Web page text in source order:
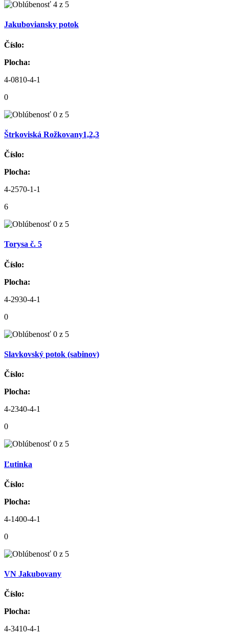
Jakuboviansky potok
Číslo:
Plocha:
4-0810-4-1
0
Štrkoviská Rožkovany1,2,3
Číslo:
Plocha:
4-2570-1-1
6
Torysa č. 5
Číslo:
Plocha:
4-2930-4-1
0
Slavkovský potok (sabinov)
Číslo:
Plocha:
4-2340-4-1
0
Ľutinka
Číslo:
Plocha:
4-1400-4-1
0
VN Jakubovany
Číslo:
Plocha:
4-3410-4-1